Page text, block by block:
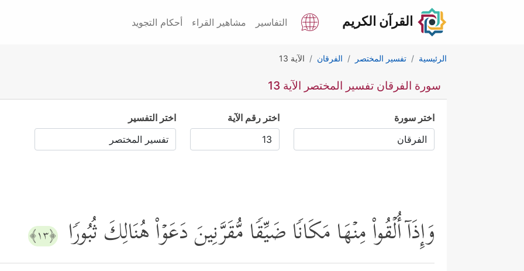
القرآن الكريم التفاسير مشاهير القراء أحكام التجويد
الرئيسية تفسير المختصر الفرقان الآية 13
سورة الفرقان تفسير المختصر الآية 13
اختر سورة اختر رقم الآية اختر التفسير
وَإِذَاۤ أُلۡقُواْ مِنۡهَا مَكَانࣰا ضَیِّقࣰا مُّقَرَّنِینَ دَعَوۡاْ هُنَالِكَ ثُبُورࣰا ﴿١٣﴾